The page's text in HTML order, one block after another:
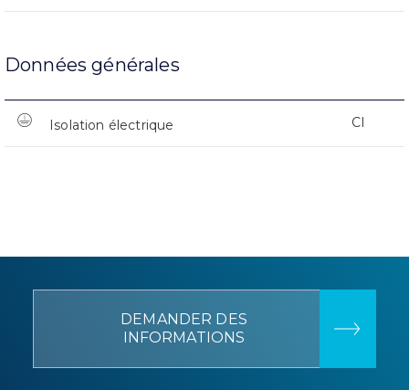
Données générales
Isolation électrique CI
DEMANDER DES
INFORMATIONS